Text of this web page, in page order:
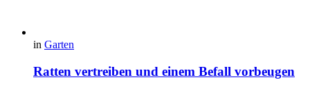
in Garten
Ratten vertreiben und einem Befall vorbeugen